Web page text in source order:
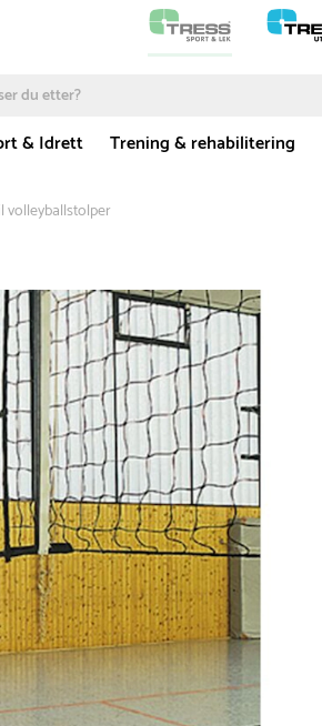
& Idrett Trening & rehabilitering
volleyballstolper